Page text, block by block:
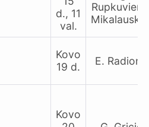
d., 11
val.
Kovo
19 d.
E.
Kovo